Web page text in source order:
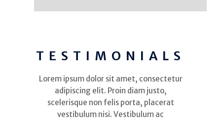
TESTIMONIALS
Lorem ipsum dolor sit amet, consectetur
adipiscing elit. Proin diam justo,
scelerisque non felis porta, placerat
vestibulum nisi. Vestibulum ac